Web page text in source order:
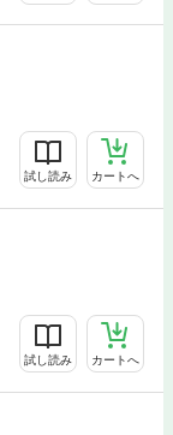
試し読み カートへ
試し読み カートへ